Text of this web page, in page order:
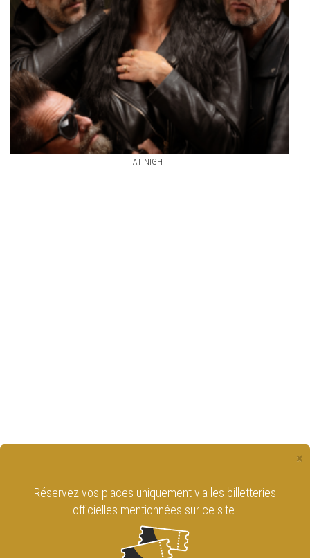
AT NIGHT
×
Réservez vos places uniquement via les billetteries
officielles mentionnées sur ce site.